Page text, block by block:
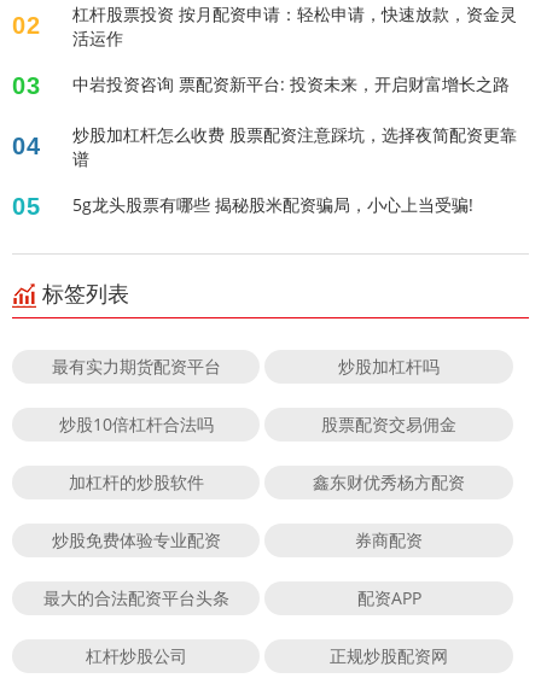
02
杠杆股票投资 按月配资申请：轻松申请，快速放款，资金灵
活运作
03 中岩投资咨询 票配资新平台: 投资未来，开启财富增长之路
04
炒股加杠杆怎么收费 股票配资注意踩坑，选择夜简配资更靠
谱
05 5g龙头股票有哪些 揭秘股米配资骗局，小心上当受骗!
标签列表
最有实力期货配资平台 炒股加杠杆吗
炒股10倍杠杆合法吗 股票配资交易佣金
加杠杆的炒股软件 鑫东财优秀杨方配资
炒股免费体验专业配资 券商配资
最大的合法配资平台头条 配资APP
杠杆炒股公司 正规炒股配资网